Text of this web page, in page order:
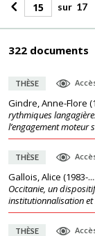
sur 17
322 documents
THÈSE
Gindre, Anne-Flore
rythmiques
l’engagement moteur
THÈSE
Gallois, Alice (1983-
Occitanie, un
institutionnalisation
THÈSE